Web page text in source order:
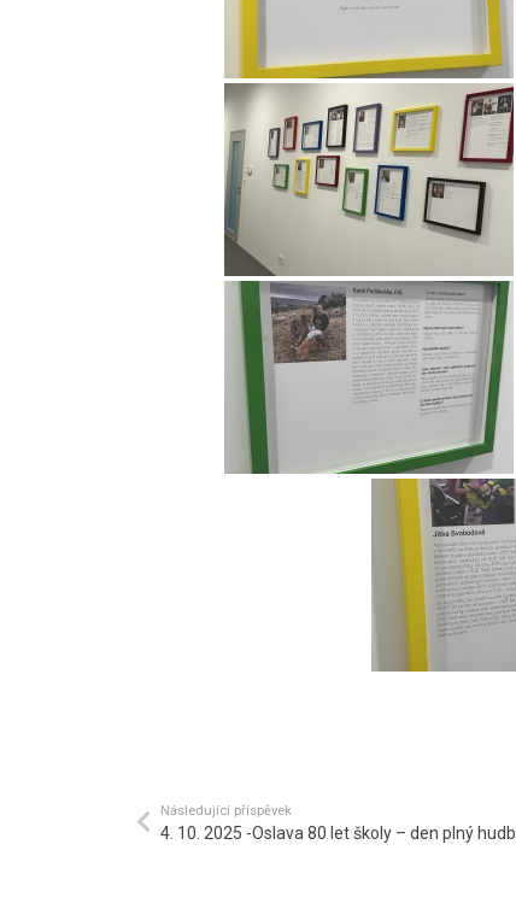
Následující příspěvek
4. 10. 2025 -Oslava 80 let školy – den plný